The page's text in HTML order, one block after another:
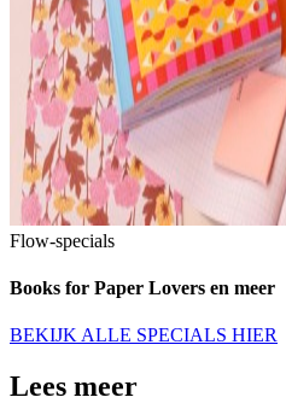
Flow-specials
Books for Paper Lovers en meer
BEKIJK ALLE SPECIALS HIER
Lees meer